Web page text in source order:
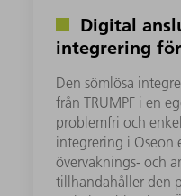
Digital
integrering
Den sömlösa
från TRUMPF i en
problemfri och
integrering i Oseon
övervaknings- och
tillhandahåller den